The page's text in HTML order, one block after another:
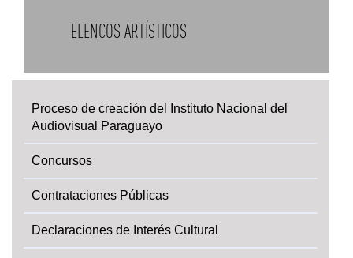
ELENCOS ARTÍSTICOS
Proceso de creación del Instituto Nacional del
Audiovisual Paraguayo
Concursos
Contrataciones Públicas
Declaraciones de Interés Cultural